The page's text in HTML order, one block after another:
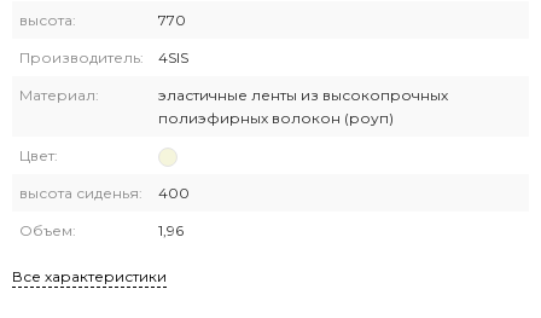
высота: 770
Производитель: 4SIS
Материал:
эластичные ленты из высокопрочных
полиэфирных волокон (роуп)
Цвет:
высота сиденья: 400
Объем: 1,96
Все характеристики